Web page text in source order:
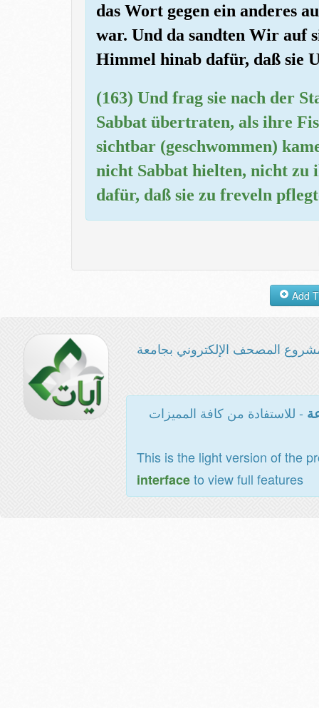
das Wort gegen ein anderes
war. Und da sandten Wir auf
Himmel hinab dafür, daß sie
(163) Und frag sie nach der
Sabbat übertraten, als ihre
sichtbar (geschwommen)
nicht Sabbat hielten, nicht zu
dafür, daß sie zu freveln
المصحف الإلكتروني بجامعة
- للاستفادة من كافة المميزات
This is the light version of the
interfaceto view full features